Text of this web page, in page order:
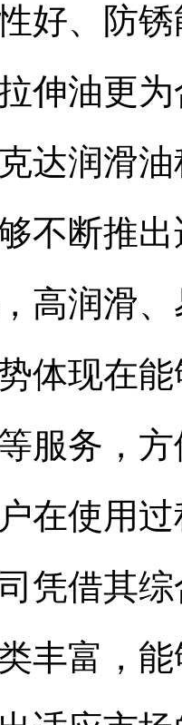
好、防
伸油更
达润滑
不断推
高润滑
体现在
服务，
在使用
凭借其
丰富，